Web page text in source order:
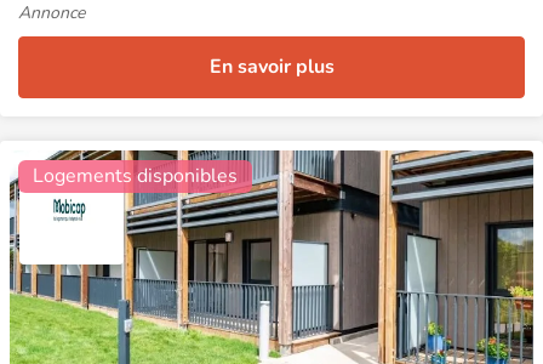
Annonce
En savoir plus
Logements disponibles